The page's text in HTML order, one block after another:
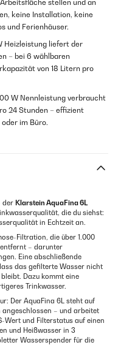
stellen und an
keine Installation, keine
und Ferienhäuser.
Heizleistung liefert der
– bei 6 wählbaren
von 18 Litern pro
W Nennleistung verbraucht
24 Stunden – effizient
im Büro.
der Klarstein AquaFina 6L
die du siehst:
in Echtzeit an.
Filtration, die über 1.000
– darunter
Eine abschließende
das gefilterte Wasser nicht
Dazu kommt eine
Trinkwasser.
Der AquaFina 6L steht auf
– und arbeitet
Wert und Filterstatus auf einen
und Heißwasser in 3
Wasserspender für die